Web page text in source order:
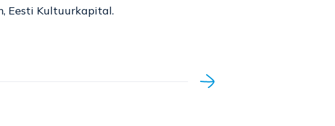
Eesti Kultuurkapital.